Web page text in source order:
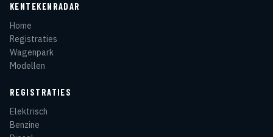
KENTEKENRADAR
Home
Registraties
Wagenpark
Modellen
REGISTRATIES
Elektrisch
Benzine